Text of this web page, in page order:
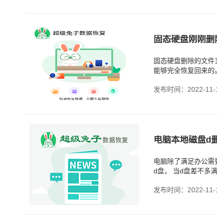
固态硬盘刚刚
固态硬盘删除的文
能够完全恢复回来
发布时间：2022-11-
电脑本地磁盘d
电脑除了满足办公
d盘， 当d盘差不多
发布时间：2022-11-